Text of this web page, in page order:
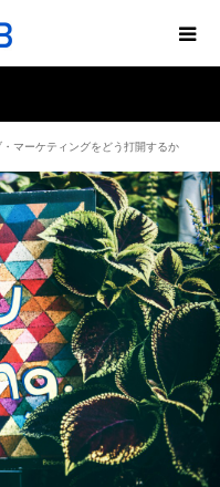
マーケティングをどう打開するか